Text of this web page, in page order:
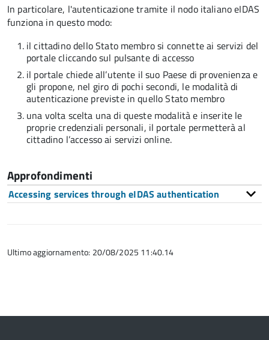
In particolare, l'autenticazione tramite il nodo italiano eIDAS
funziona in questo modo:
il cittadino dello Stato membro si connette ai servizi del
portale cliccando sul pulsante di accesso
il portale chiede all’utente il suo Paese di provenienza e
gli propone, nel giro di pochi secondi, le modalità di
autenticazione previste in quello Stato membro
una volta scelta una di queste modalità e inserite le
proprie credenziali personali, il portale permetterà al
cittadino l’accesso ai servizi online.
Approfondimenti
Accessing services through eIDAS authentication
Ultimo aggiornamento: 20/08/2025 11:40.14